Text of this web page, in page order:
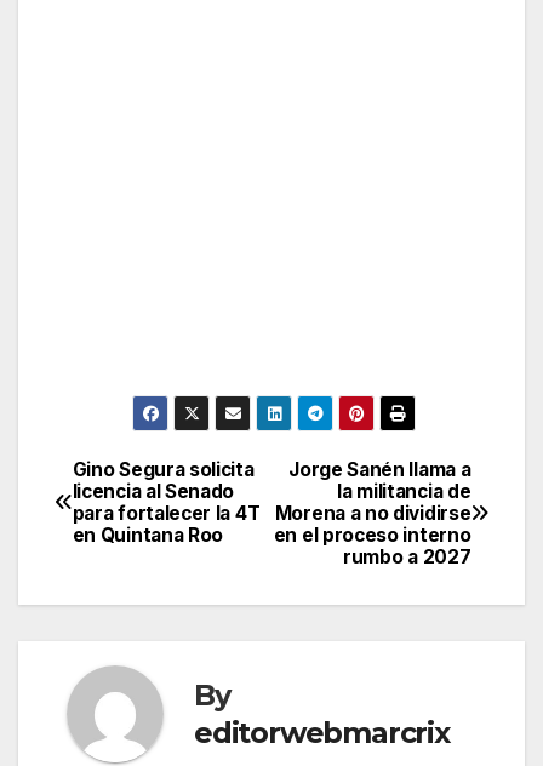
Post
navigation
Jorge Sanén llama a
la militancia de
Morena a no dividirse
en el proceso interno
rumbo a 2027
Gino Segura solicita
licencia al Senado
para fortalecer la 4T
en Quintana Roo
By
editorwebmarcrix